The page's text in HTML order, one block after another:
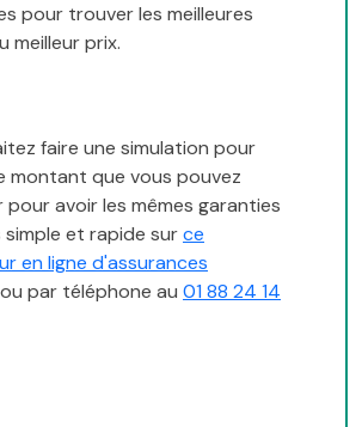
pour trouver les meilleures
meilleur prix.
faire une simulation pour
montant que vous pouvez
pour avoir les mêmes garanties
et rapide surce
en ligne d'assurances
par téléphone au 01 88 24 14